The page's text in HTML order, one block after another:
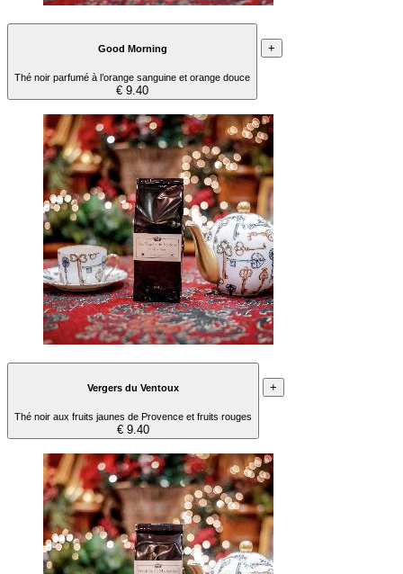
Good Morning
Thé noir parfumé à l’orange sanguine et orange douce
€ 9.40
+
Vergers du Ventoux
Thé noir aux fruits jaunes de Provence et fruits rouges
€ 9.40
+